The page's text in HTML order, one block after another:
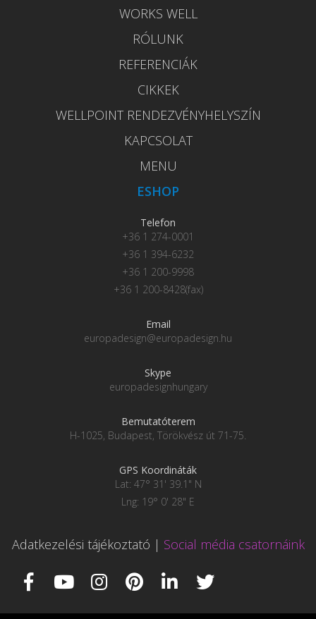
WORKS WELL
RÓLUNK
REFERENCIÁK
CIKKEK
WELLPOINT RENDEZVÉNYHELYSZÍN
KAPCSOLAT
MENU
ESHOP
Telefon
+36 1 274-0001
+36 1 394-6232
+36 1 200-9998
+36 1 200-8428(fax)
Email
europadesign@europadesign.hu
Skype
europadesignhungary
Bemutatóterem
H-1025, Budapest, Törökvész út 71-75.
GPS Koordináták
Lat: 47° 31' 39.1" N
Lng: 19° 0' 28" E
Adatkezelési tájékoztató | Social média csatornáink